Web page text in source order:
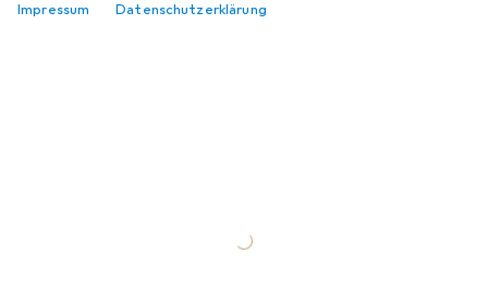
Impressum Datenschutzerklärung